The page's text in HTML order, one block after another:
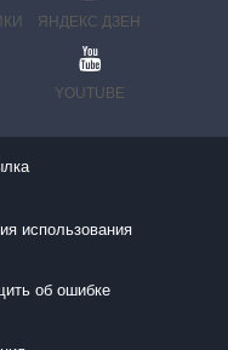
ЯНДЕКС ДЗЕН
YOUTUBE
использования
об ошибке